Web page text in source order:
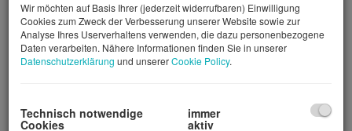
Referenzfotos Top 3.10
Wir möchten auf Basis Ihrer (jederzeit widerrufbaren) Einwilligung
Cookies zum Zweck der Verbesserung unserer Website sowie zur
Analyse Ihres Userverhaltens verwenden, die dazu personenbezogene
Daten verarbeiten. Nähere Informationen finden Sie in unserer
Datenschutzerklärung und unsererCookie Policy.
Technisch notwendige
Cookies
immer
aktiv